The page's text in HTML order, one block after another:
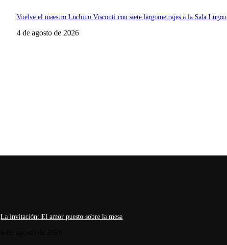
Vuelve el maestro Luchino Visconti con siete largometrajes a la Sala
4 de agosto de 2026
La invitación: El amor puesto sobre la mesa